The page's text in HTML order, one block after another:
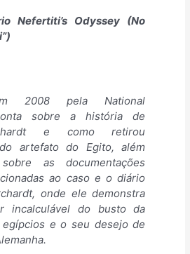
Nefertiti’s Odyssey (No
2008 pelaNational
sobre a história de
e como retirou
artefato do Egito, além
as documentações
ao caso e o diário
onde ele demonstra
incalculável do busto da
e o seu desejo de